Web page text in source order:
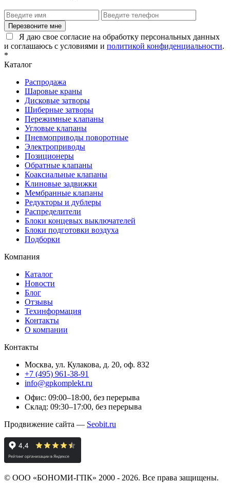
Я даю свое согласие на обработку персональных данных
и соглашаюсь с условиями и политикой конфиденциальности.
*
Каталог
Распродажа
Шаровые краны
Дисковые затворы
Шиберные затворы
Пережимные клапаны
Угловые клапаны
Пневмоприводы поворотные
Электроприводы
Позиционеры
Обратные клапаны
Коаксиальные клапаны
Клиновые задвижки
Мембранные клапаны
Редукторы и дублеры
Распределители
Блоки концевых выключателей
Блоки подготовки воздуха
Подборки
Компания
Каталог
Новости
Блог
Отзывы
Техинформация
Контакты
О компании
Контакты
Москва, ул. Кулакова, д. 20, оф. 832
+7 (495) 961-38-91
info@gpkomplekt.ru
Офис: 09:00–18:00, без перерыва
Склад: 09:30–17:00, без перерыва
Продвижение сайта — Seobit.ru
© ООО «БОНОМИ-ГПК» 2000 - 2026. Все права защищены.